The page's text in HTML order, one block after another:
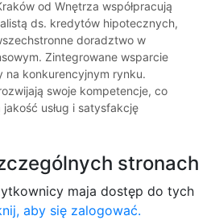
od Wnętrza współpracują
ds. kredytów hipotecznych,
doradztwo w
Zintegrowane wsparcie
na konkurencyjnym rynku.
swoje kompetencje, co
usług i satysfakcję
stronach
maja dostęp do tych
aby się zalogować.